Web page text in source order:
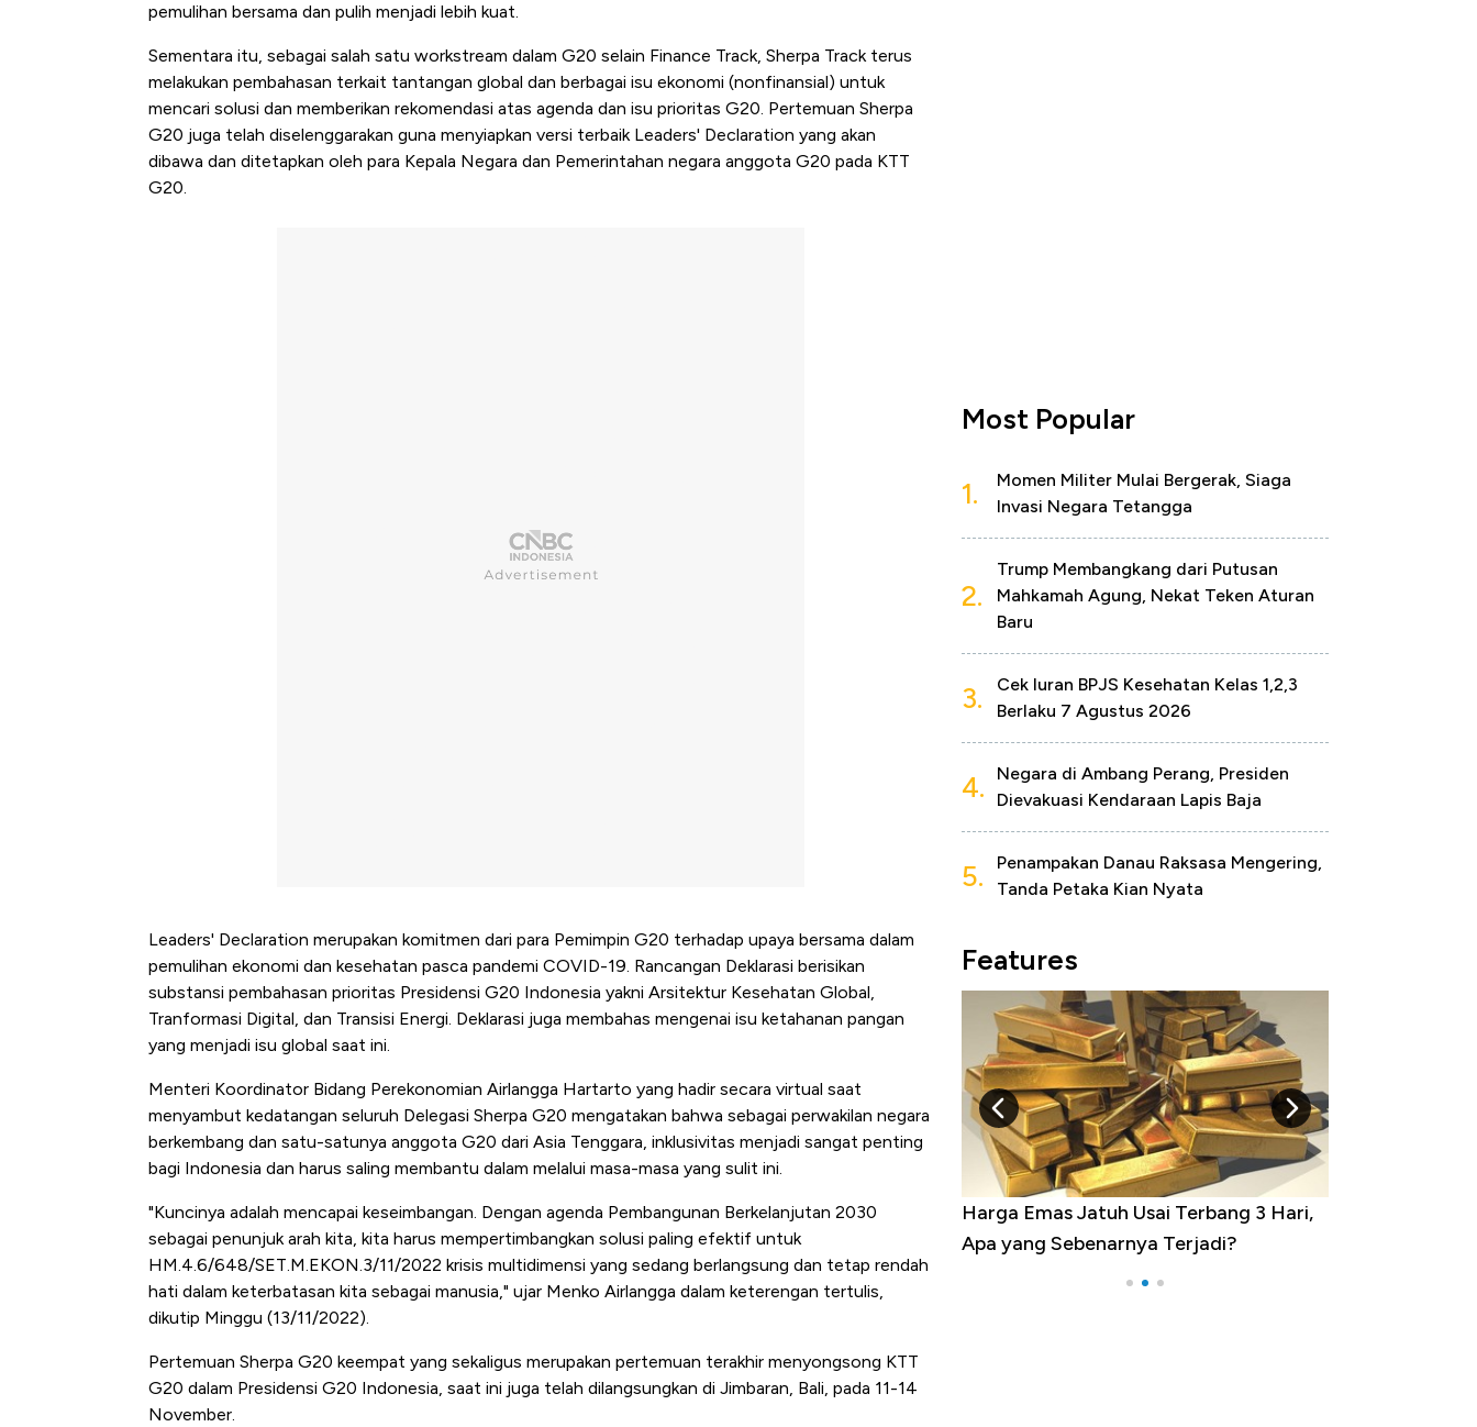
pemulihan bersama dan pulih menjadi lebih kuat.
Sementara itu, sebagai salah satu workstream dalam G20 selain Finance Track, Sherpa Track terus
melakukan pembahasan terkait tantangan global dan berbagai isu ekonomi (nonfinansial) untuk
mencari solusi dan memberikan rekomendasi atas agenda dan isu prioritas G20. Pertemuan Sherpa
G20 juga telah diselenggarakan guna menyiapkan versi terbaik Leaders' Declaration yang akan
dibawa dan ditetapkan oleh para Kepala Negara dan Pemerintahan negara anggota G20 pada KTT
G20.
Leaders' Declaration merupakan komitmen dari para Pemimpin G20 terhadap upaya bersama dalam
pemulihan ekonomi dan kesehatan pasca pandemi COVID-19. Rancangan Deklarasi berisikan
substansi pembahasan prioritas Presidensi G20 Indonesia yakni Arsitektur Kesehatan Global,
Tranformasi Digital, dan Transisi Energi. Deklarasi juga membahas mengenai isu ketahanan pangan
yang menjadi isu global saat ini.
Menteri Koordinator Bidang Perekonomian Airlangga Hartarto yang hadir secara virtual saat
menyambut kedatangan seluruh Delegasi Sherpa G20 mengatakan bahwa sebagai perwakilan negara
berkembang dan satu-satunya anggota G20 dari Asia Tenggara, inklusivitas menjadi sangat penting
bagi Indonesia dan harus saling membantu dalam melalui masa-masa yang sulit ini.
"Kuncinya adalah mencapai keseimbangan. Dengan agenda Pembangunan Berkelanjutan 2030
sebagai penunjuk arah kita, kita harus mempertimbangkan solusi paling efektif untuk
HM.4.6/648/SET.M.EKON.3/11/2022 krisis multidimensi yang sedang berlangsung dan tetap rendah
hati dalam keterbatasan kita sebagai manusia," ujar Menko Airlangga dalam keterengan tertulis,
dikutip Minggu (13/11/2022).
Pertemuan Sherpa G20 keempat yang sekaligus merupakan pertemuan terakhir menyongsong KTT
G20 dalam Presidensi G20 Indonesia, saat ini juga telah dilangsungkan di Jimbaran, Bali, pada 11-14
November.
Most Popular
1.
Momen Militer Mulai Bergerak, Siaga
Invasi Negara Tetangga
2.
Trump Membangkang dari Putusan
Mahkamah Agung, Nekat Teken Aturan
Baru
3.
Cek Iuran BPJS Kesehatan Kelas 1,2,3
Berlaku 7 Agustus 2026
4.
Negara di Ambang Perang, Presiden
Dievakuasi Kendaraan Lapis Baja
5.
Penampakan Danau Raksasa Mengering,
Tanda Petaka Kian Nyata
Features
Harga Batu Bara Bangkit, Ada Kabar
Baik Buat Pengusaha RI
Harga Emas Jatuh Usai Terbang 3 Hari,
Apa yang Sebenarnya Terjadi?
Dominasi China Menggila, Jadi Sumber
Impor 100 Negara